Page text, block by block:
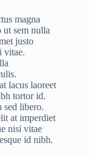
magna
sem nulla
justo
vitae.
lacus laoreet
tortor id.
sed libero.
at imperdiet
nisi vitae
id nibh.